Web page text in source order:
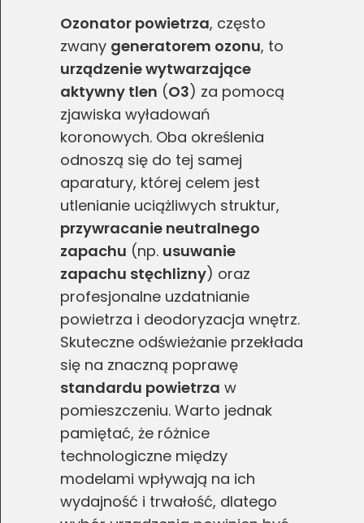
Ozonator powietrza, często
zwany generatorem ozonu, to
urządzenie wytwarzające
aktywny tlen (O3) za pomocą
zjawiska wyładowań
koronowych. Oba określenia
odnoszą się do tej samej
aparatury, której celem jest
utlenianie uciążliwych struktur,
przywracanie neutralnego
zapachu (np. usuwanie
zapachu stęchlizny) oraz
profesjonalne uzdatnianie
powietrza i deodoryzacja wnętrz.
Skuteczne odświeżanie przekłada
się na znaczną poprawę
standardu powietrza w
pomieszczeniu. Warto jednak
pamiętać, że różnice
technologiczne między
modelami wpływają na ich
wydajność i trwałość, dlatego